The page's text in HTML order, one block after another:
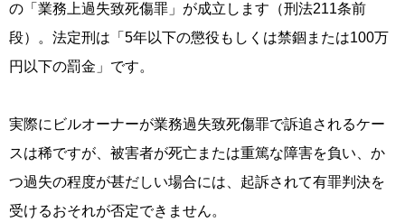
の「業務上過失致死傷罪」が成立します（刑法211条前
段）。法定刑は「5年以下の懲役もしくは禁錮または100万
円以下の罰金」です。
実際にビルオーナーが業務過失致死傷罪で訴追されるケー
スは稀ですが、被害者が死亡または重篤な障害を負い、か
つ過失の程度が甚だしい場合には、起訴されて有罪判決を
受けるおそれが否定できません。